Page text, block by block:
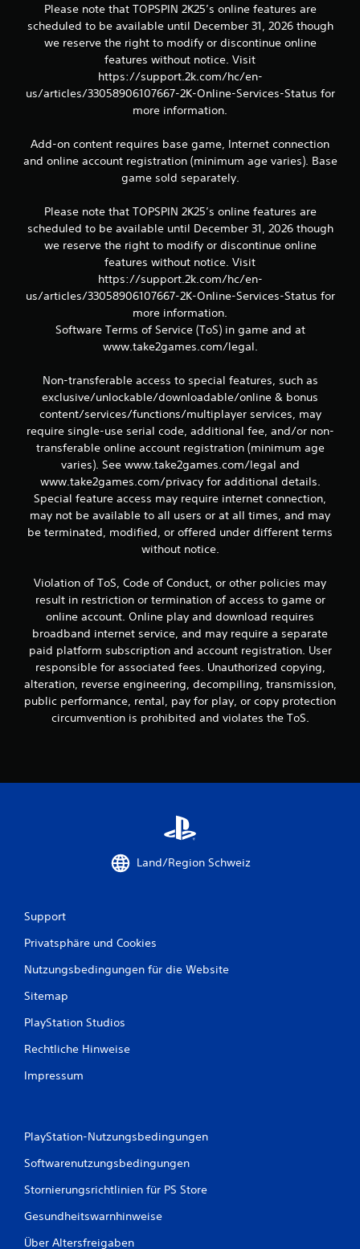
r
t
g
e
Please note that TOPSPIN 2K25’s online features are
scheduled to be available until December 31, 2026 though
we reserve the right to modify or discontinue online
features without notice. Visit
https://support.2k.com/hc/en-
us/articles/33058906107667-2K-Online-Services-Status for
more information.
Add-on content requires base game, Internet connection
and online account registration (minimum age varies). Base
game sold separately.
Please note that TOPSPIN 2K25’s online features are
scheduled to be available until December 31, 2026 though
we reserve the right to modify or discontinue online
features without notice. Visit
https://support.2k.com/hc/en-
us/articles/33058906107667-2K-Online-Services-Status for
more information.
Software Terms of Service (ToS) in game and at
www.take2games.com/legal.
Non-transferable access to special features, such as
exclusive/unlockable/downloadable/online & bonus
content/services/functions/multiplayer services, may
require single-use serial code, additional fee, and/or non-
transferable online account registration (minimum age
varies). See www.take2games.com/legal and
www.take2games.com/privacy for additional details.
Special feature access may require internet connection,
may not be available to all users or at all times, and may
be terminated, modified, or offered under different terms
without notice.
Violation of ToS, Code of Conduct, or other policies may
result in restriction or termination of access to game or
online account. Online play and download requires
broadband internet service, and may require a separate
paid platform subscription and account registration. User
responsible for associated fees. Unauthorized copying,
alteration, reverse engineering, decompiling, transmission,
public performance, rental, pay for play, or copy protection
circumvention is prohibited and violates the ToS.
Land/Region Schweiz
Support
Privatsphäre und Cookies
Nutzungsbedingungen für die Website
Sitemap
PlayStation Studios
Rechtliche Hinweise
Impressum
PlayStation-Nutzungsbedingungen
Softwarenutzungsbedingungen
Stornierungsrichtlinien für PS Store
Gesundheitswarnhinweise
Über Altersfreigaben